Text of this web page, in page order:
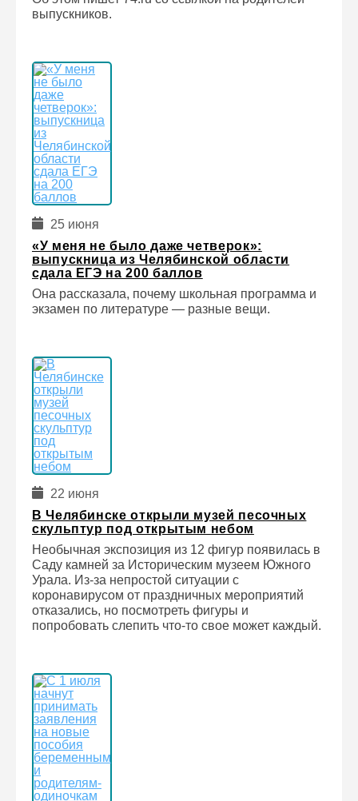
выпускников.
25 июня
«У меня не было даже четверок»:
выпускница из Челябинской области
сдала ЕГЭ на 200 баллов
Она рассказала, почему школьная программа и
экзамен по литературе — разные вещи.
22 июня
В Челябинске открыли музей песочных
скульптур под открытым небом
Необычная экспозиция из 12 фигур появилась в
Саду камней за Историческим музеем Южного
Урала. Из-за непростой ситуации с
коронавирусом от праздничных мероприятий
отказались, но посмотреть фигуры и
попробовать слепить что-то свое может каждый.